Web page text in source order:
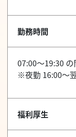
勤務時間
07:00～19:30
※夜勤 16:00～
福利厚生